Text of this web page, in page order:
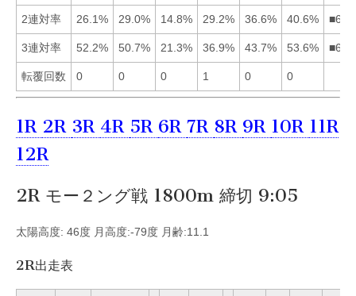
2連対率 26.1% 29.0% 14.8% 29.2% 36.6% 40.6%
3連対率 52.2% 50.7% 21.3% 36.9% 43.7% 53.6%
転覆回数 0 0 0 1 0 0
1R 2R 3R 4R 5R 6R 7R 8R 9R 10R 11R
12R
2R モー２ング戦 1800m 締切 9:05
太陽高度: 46度 月高度:-79度 月齢:11.1
2R出走表